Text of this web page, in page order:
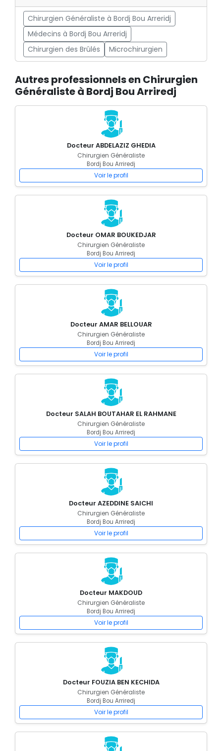
Chirurgien Généraliste à Bordj Bou Arreridj
Médecins à Bordj Bou Arreridj
Chirurgien des Brûlés
Microchirurgien
Autres professionnels en Chirurgien
Généraliste à Bordj Bou Arriredj
Docteur ABDELAZIZ GHEDIA
Chirurgien Généraliste
Bordj Bou Arriredj
Voir le profil
Docteur OMAR BOUKEDJAR
Chirurgien Généraliste
Bordj Bou Arriredj
Voir le profil
Docteur AMAR BELLOUAR
Chirurgien Généraliste
Bordj Bou Arriredj
Voir le profil
Docteur SALAH BOUTAHAR EL RAHMANE
Chirurgien Généraliste
Bordj Bou Arriredj
Voir le profil
Docteur AZEDDINE SAICHI
Chirurgien Généraliste
Bordj Bou Arriredj
Voir le profil
Docteur MAKDOUD
Chirurgien Généraliste
Bordj Bou Arriredj
Voir le profil
Docteur FOUZIA BEN KECHIDA
Chirurgien Généraliste
Bordj Bou Arriredj
Voir le profil